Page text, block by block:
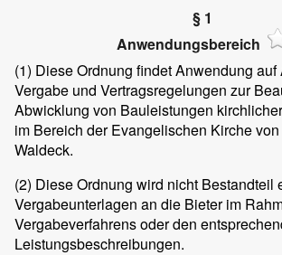
§ 1
Anwendungsbereich
(1) Diese Ordnung findet Anwendung
Vergabe und Vertragsregelungen zur
Abwicklung von Bauleistungen
im Bereich der Evangelischen Kirche
Waldeck.
(2) Diese Ordnung wird nicht Bestandteil
Vergabeunterlagen an die Bieter im
Vergabeverfahrens oder den
Leistungsbeschreibungen.